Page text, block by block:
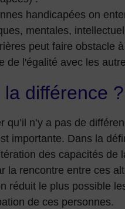
handicapées on
mentales,
peut faire obstacle
de l'égalité avec les
différence ?
qu’il n’y a pas de
importante. Dans la
des capacités de
la rencontre entre ces
réduit le plus possible
de ces personnes.